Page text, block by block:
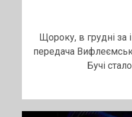
Щороку, в грудні за
передача
Бучі